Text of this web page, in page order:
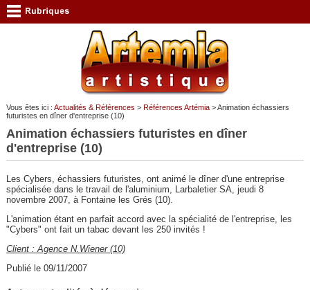
Vous êtes ici : Actualités & Références > Références Artémia> Animation échassiers
futuristes en dîner d'entreprise (10)
Animation échassiers futuristes en dîner
d'entreprise (10)
Les Cybers, échassiers futuristes, ont animé le dîner d'une entreprise
spécialisée dans le travail de l'aluminium, Larbaletier SA, jeudi 8
novembre 2007, à Fontaine les Grés (10).
L'animation étant en parfait accord avec la spécialité de l'entreprise, les
"Cybers" ont fait un tabac devant les 250 invités !
Client : Agence N.Wiener (10)
Publié le 09/11/2007